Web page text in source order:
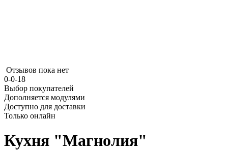
Отзывов пока нет
0-0-18
Выбор покупателей
Дополняется модулями
Доступно для доставки
Только онлайн
Кухня "Магнолия"